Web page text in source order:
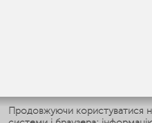
Продовжуючи користуватися